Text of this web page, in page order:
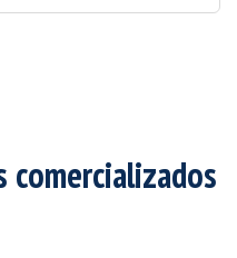
comercializados